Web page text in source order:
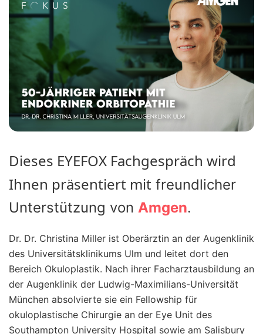
Dieses EYEFOX Fachgespräch wird
Ihnen präsentiert mit freundlicher
Unterstützung von Amgen.
Dr. Dr. Christina Miller ist Oberärztin an der Augenklinik
des Universitätsklinikums Ulm und leitet dort den
Bereich Okuloplastik. Nach ihrer Facharztausbildung an
der Augenklinik der Ludwig-Maximilians-Universität
München absolvierte sie ein Fellowship für
okuloplastische Chirurgie an der Eye Unit des
Southampton University Hospital sowie am Salisbury